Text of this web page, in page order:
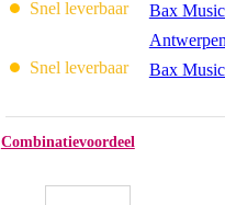
Snel leverbaar
Bax
Antwerpen
Snel leverbaar Bax
Combinatievoordeel